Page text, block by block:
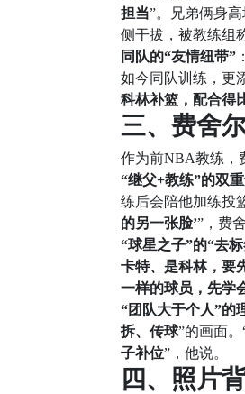
担当”。兄弟俩身
侧干拔，被教练组
同队的“友情纽带”
如今同队训练，更
科林补篮，配合得
三、费舍
作为前NBA教练，
“继父+教练”的双
练后会陪他加练投
的另一张脸’”，费
“球星之子”的“去
卡特、是科林，要
一样的球员，先学
“团队大于个人”的
拆、传球”的画面。
子补位”，他说。
四、照片